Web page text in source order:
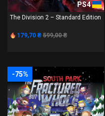
PS4
The Division 2 – Standard Edition
179,70 ₴ 599,00 ₴
-75%